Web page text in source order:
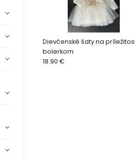
Dievčenské šaty na
bolerkom
18.90 €